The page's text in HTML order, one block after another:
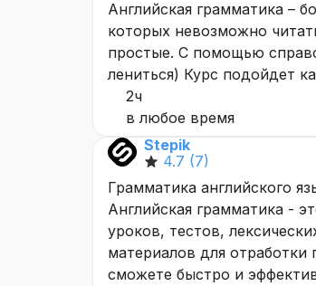
Английская грамматика –
которых невозможно
простые. С помощью
лениться) Курс подойдет
2ч
в любое время
Stepik
4.7 (7)
Грамматика английского
Английская грамматика -
уроков, тестов,
материалов для отработки
сможете быстро и